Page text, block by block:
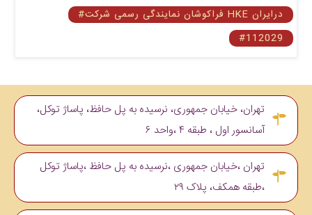
#فراکوشان نمایندگی رسمی شرکت HKE درایران
#112029
تهران، خیابان جمهوری، نرسیده به پل حافظ، پاساژ توکل،
آسانسور اول ، طبقه ۴ ،واحد ۶
تهران ،خیابان جمهوری ،نرسیده به پل حافظ ،پاساژ توکل
،طبقه همکف، پلاک ۲۹